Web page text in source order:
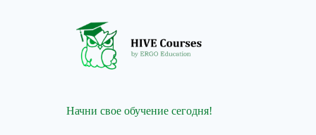
Начни свое обучение сегодня!